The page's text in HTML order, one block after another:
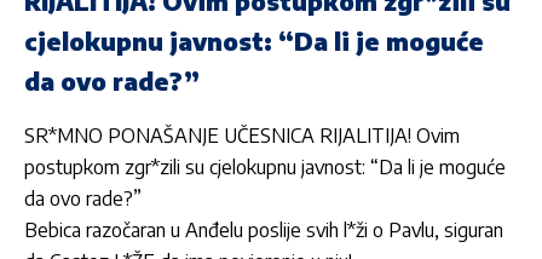
cjelokupnu javnost: “Da li je moguće
da ovo rade?”
SR*MNO PONAŠANJE UČESNICA RIJALITIJA! Ovim
postupkom zgr*zili su cjelokupnu javnost: “Da li je moguće
da ovo rade?”
Bebica razočaran u Anđelu poslije svih l*ži o Pavlu, siguran